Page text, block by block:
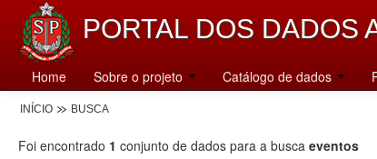
PORTAL DOS DADOS
Home Sobre o projeto Catálogo de dados
INÍCIO BUSCA
Foi encontrado 1 conjunto de dados para a busca eventos